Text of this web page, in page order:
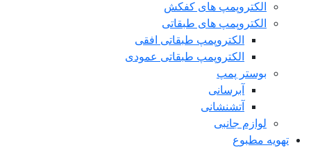
الکتروپمپ های کفکش
الکتروپمپ های طبقاتی
الکتروپمپ طبقاتی افقی
الکتروپمپ طبقاتی عمودی
بوستر پمپ
آبرسانی
آتشنشانی
لوازم جانبی
تهویه مطبوع